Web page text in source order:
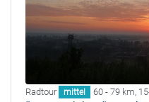
Radtour mittel 60 - 79 km,